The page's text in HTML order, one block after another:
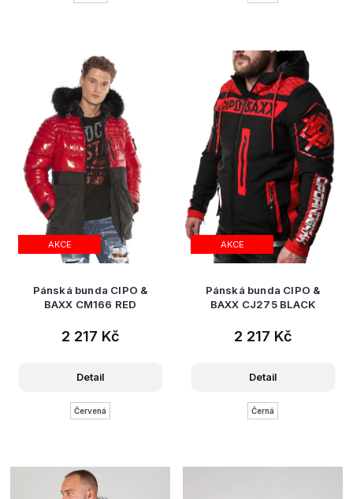
AKCE
Pánská bunda CIPO &
BAXX CM166 RED
2 217 Kč
Detail
Červená
AKCE
Pánská bunda CIPO &
BAXX CJ275 BLACK
2 217 Kč
Detail
Černá